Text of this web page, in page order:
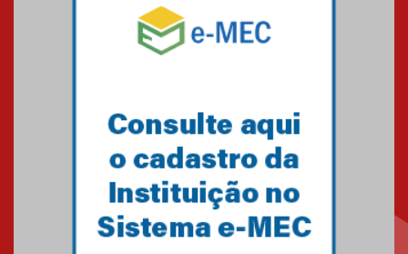
Mackenzie mobiliza campanha
solidária para apoiar famílias em
Minas Gerais
Primeiro culto do ano ressalta o
27.02.2026